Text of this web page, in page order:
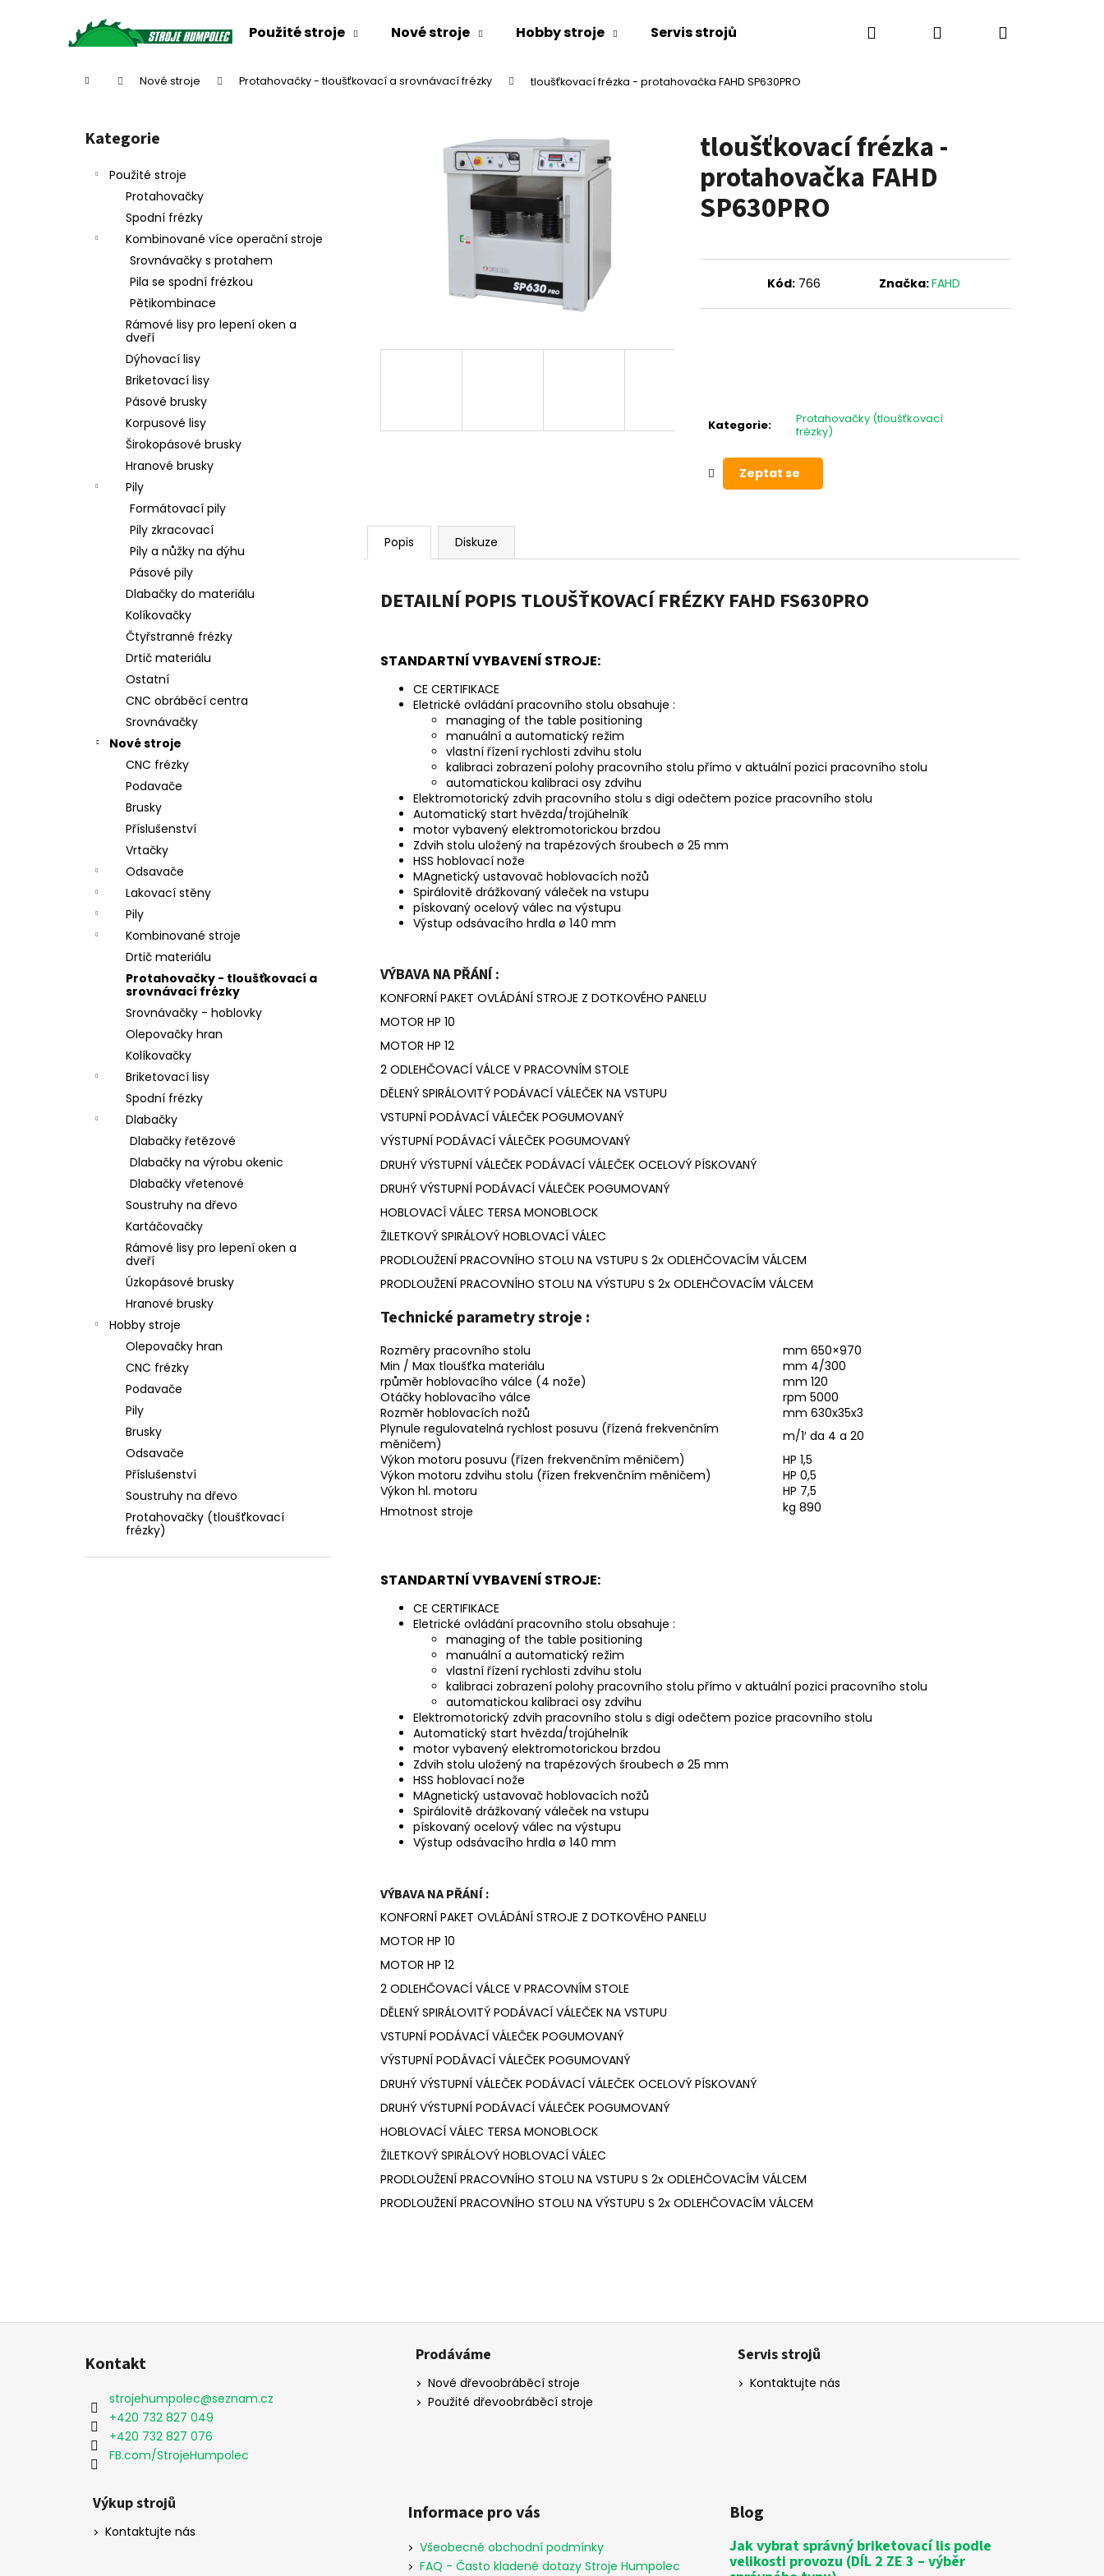
Použité stroje Nové stroje Hobby stroje Servis strojů Kontakty Blog
Hledat PřihlášeníNákupní
Domů Nové stroje Protahovačky - tloušťkovací a srovnávací frézky tloušťkovací frézka - protahovačka FAHD SP630PRO
Přeskočit
kategorie
Kategorie
Použité stroje
Protahovačky
Spodní frézky
Kombinované více operační stroje
Srovnávačky s protahem
Pila se spodní frézkou
Pětikombinace
Rámové lisy pro lepení oken a
dveří
Dýhovací lisy
Briketovací lisy
Pásové brusky
Korpusové lisy
Širokopásové brusky
Hranové brusky
Pily
Formátovací pily
Pily zkracovací
Pily a nůžky na dýhu
Pásové pily
Dlabačky do materiálu
Kolíkovačky
Čtyřstranné frézky
Drtič materiálu
Ostatní
CNC obráběcí centra
Srovnávačky
Nové stroje
CNC frézky
Podavače
Brusky
Příslušenství
Vrtačky
Odsavače
Lakovací stěny
Pily
Kombinované stroje
Drtič materiálu
Protahovačky - tloušťkovací a
srovnávací frézky
Srovnávačky - hoblovky
Olepovačky hran
Kolíkovačky
Briketovací lisy
Spodní frézky
Dlabačky
Dlabačky řetězové
Dlabačky na výrobu okenic
Dlabačky vřetenové
Soustruhy na dřevo
Kartáčovačky
Rámové lisy pro lepení oken a
dveří
Úzkopásové brusky
Hranové brusky
Hobby stroje
Olepovačky hran
CNC frézky
Podavače
Pily
Brusky
Odsavače
Příslušenství
Soustruhy na dřevo
Protahovačky (tloušťkovací
frézky)
tloušťkovací frézka -
protahovačka FAHD
SP630PRO
Kód: 766 Značka:FAHD
Kategorie:
Protahovačky (tloušťkovací
frézky)
Zeptat se
Popis Diskuze
DETAILNÍ POPIS TLOUŠŤKOVACÍ FRÉZKY FAHD FS630PRO
STANDARTNÍ VYBAVENÍ STROJE:
CE CERTIFIKACE
Eletrické ovládání pracovního stolu obsahuje :
managing of the table positioning
manuální a automatický režim
vlastní řízení rychlosti zdvihu stolu
kalibraci zobrazení polohy pracovního stolu přímo v aktuální pozici pracovního stolu
automatickou kalibraci osy zdvihu
Elektromotorický zdvih pracovního stolu s digi odečtem pozice pracovního stolu
Automatický start hvězda/trojúhelník
motor vybavený elektromotorickou brzdou
Zdvih stolu uložený na trapézových šroubech ø 25 mm
HSS hoblovací nože
MAgnetický ustavovač hoblovacích nožů
Spirálovitě drážkovaný váleček na vstupu
pískovaný ocelový válec na výstupu
Výstup odsávacího hrdla ø 140 mm
VÝBAVA NA PŘÁNÍ :
KONFORNÍ PAKET OVLÁDÁNÍ STROJE Z DOTKOVÉHO PANELU
MOTOR HP 10
MOTOR HP 12
2 ODLEHČOVACÍ VÁLCE V PRACOVNÍM STOLE
DĚLENÝ SPIRÁLOVITÝ PODÁVACÍ VÁLEČEK NA VSTUPU
VSTUPNÍ PODÁVACÍ VÁLEČEK POGUMOVANÝ
VÝSTUPNÍ PODÁVACÍ VÁLEČEK POGUMOVANÝ
DRUHÝ VÝSTUPNÍ VÁLEČEK PODÁVACÍ VÁLEČEK OCELOVÝ PÍSKOVANÝ
DRUHÝ VÝSTUPNÍ PODÁVACÍ VÁLEČEK POGUMOVANÝ
HOBLOVACÍ VÁLEC TERSA MONOBLOCK
ŽILETKOVÝ SPIRÁLOVÝ HOBLOVACÍ VÁLEC
PRODLOUŽENÍ PRACOVNÍHO STOLU NA VSTUPU S 2x ODLEHČOVACÍM VÁLCEM
PRODLOUŽENÍ PRACOVNÍHO STOLU NA VÝSTUPU S 2x ODLEHČOVACÍM VÁLCEM
Technické parametry stroje :
Rozměry pracovního stolu
mm 650×970
Min / Max tloušťka materiálu
mm 4/300
rpůměr hoblovacího válce (4 nože)
mm 120
Otáčky hoblovacího válce
rpm 5000
Rozměr hoblovacích nožů
mm 630x35x3
Plynule regulovatelná rychlost posuvu (řízená frekvenčním
měničem)
m/1′ da 4 a 20
Výkon motoru posuvu (řízen frekvenčním měničem)
HP 1,5
Výkon motoru zdvihu stolu (řízen frekvenčním měničem)
HP 0,5
Výkon hl. motoru
HP 7,5
Hmotnost stroje
kg 890
STANDARTNÍ VYBAVENÍ STROJE:
CE CERTIFIKACE
Eletrické ovládání pracovního stolu obsahuje :
managing of the table positioning
manuální a automatický režim
vlastní řízení rychlosti zdvihu stolu
kalibraci zobrazení polohy pracovního stolu přímo v aktuální pozici pracovního stolu
automatickou kalibraci osy zdvihu
Elektromotorický zdvih pracovního stolu s digi odečtem pozice pracovního stolu
Automatický start hvězda/trojúhelník
motor vybavený elektromotorickou brzdou
Zdvih stolu uložený na trapézových šroubech ø 25 mm
HSS hoblovací nože
MAgnetický ustavovač hoblovacích nožů
Spirálovitě drážkovaný váleček na vstupu
pískovaný ocelový válec na výstupu
Výstup odsávacího hrdla ø 140 mm
VÝBAVA NA PŘÁNÍ :
KONFORNÍ PAKET OVLÁDÁNÍ STROJE Z DOTKOVÉHO PANELU
MOTOR HP 10
MOTOR HP 12
2 ODLEHČOVACÍ VÁLCE V PRACOVNÍM STOLE
DĚLENÝ SPIRÁLOVITÝ PODÁVACÍ VÁLEČEK NA VSTUPU
VSTUPNÍ PODÁVACÍ VÁLEČEK POGUMOVANÝ
VÝSTUPNÍ PODÁVACÍ VÁLEČEK POGUMOVANÝ
DRUHÝ VÝSTUPNÍ VÁLEČEK PODÁVACÍ VÁLEČEK OCELOVÝ PÍSKOVANÝ
DRUHÝ VÝSTUPNÍ PODÁVACÍ VÁLEČEK POGUMOVANÝ
HOBLOVACÍ VÁLEC TERSA MONOBLOCK
ŽILETKOVÝ SPIRÁLOVÝ HOBLOVACÍ VÁLEC
PRODLOUŽENÍ PRACOVNÍHO STOLU NA VSTUPU S 2x ODLEHČOVACÍM VÁLCEM
PRODLOUŽENÍ PRACOVNÍHO STOLU NA VÝSTUPU S 2x ODLEHČOVACÍM VÁLCEM
Zpět
Zpět
Co potřebujete najít?
HLEDAT
Doporučujeme
Z
Kontakt
strojehumpolec@seznam.cz
+420 732 827 049
+420 732 827 076
FB.com/StrojeHumpolec
Prodáváme
Nové dřevoobráběcí stroje
Použité dřevoobráběcí stroje
Servis strojů
Kontaktujte nás
Výkup strojů
Kontaktujte nás
Informace pro vás
Všeobecné obchodní podmínky
FAQ - Často kladené dotazy Stroje Humpolec
Blog
Jak vybrat správný briketovací lis podle
velikosti provozu (DÍL 2 ZE 3 – výběr